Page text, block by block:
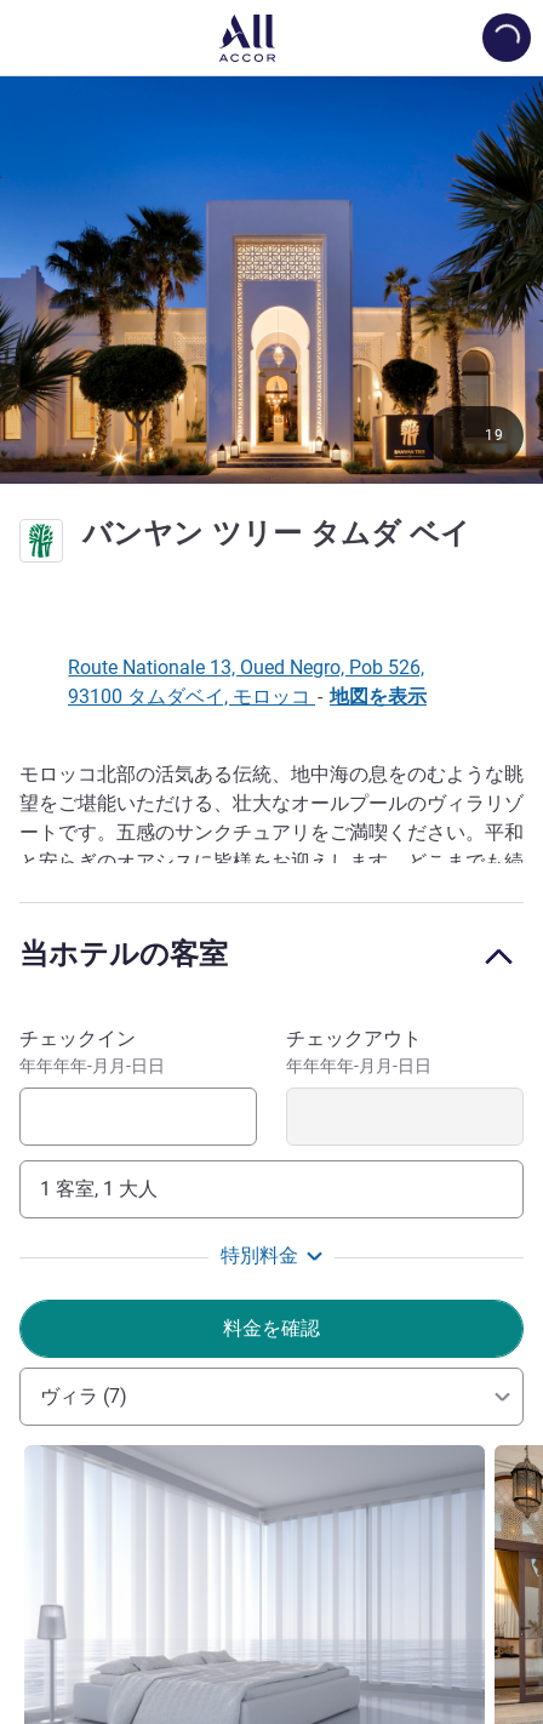
バンヤン ツリー タムダ ベイ
19
Route Nationale 13, Oued Negro, Pob 526,
93100 タムダベイ, モロッコ - 地図を表示
説明
モロッコ北部の活気ある伝統、地中海の息をのむような眺
望をご堪能いただける、壮大なオールプールのヴィラリゾ
ートです。五感のサンクチュアリをご満喫ください。平和
と安らぎのオアシスに皆様をお迎えします。どこまでも続
きの洗練されたヴィラ、多彩な味をお楽しみいただける5
バンヤンツリータムダベイホテル(Banyan Tree
Tamouda Bay hotel)への皆様のお越しを心よりお待ちして
します。
Hicham NAJDI ホテル経営
当ホテルの客室
このホテルを予約
チェックイン
年年年年-月月-日日
チェックアウト
年年年年-月月-日日
1 客室, 1 大人
特別料金
料金を確認
ヴィラ (7)
詳細を表示 詳細